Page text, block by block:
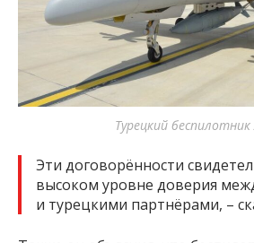
Турецкий
Эти договорённости
высоком уровне доверия
и турецкими партнёрами, –